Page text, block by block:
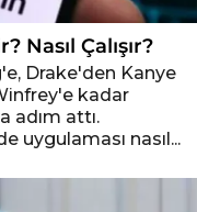
Nasıl Çalışır?
Drake'den Kanye
kadar
adım attı.
uygulaması nasıl...